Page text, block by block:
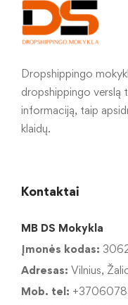
Dropshippingo
dropshippingo verslą
informaciją, taip
klaidų.
Kontaktai
MB DS Mokykla
Įmonės kodas:
Adresas: Vilnius,
Mob. tel: